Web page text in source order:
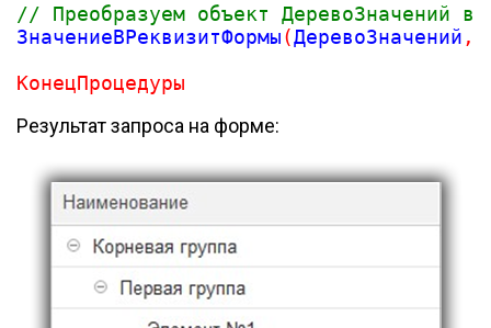
// Преобразуем объект
ЗначениеВРеквизитФормы(ДеревоЗначений ,
КонецПроцедуры
Результат запроса на форме: